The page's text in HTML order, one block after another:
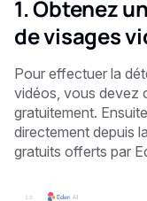
1. Obtenez
de visages
Pour effectuer la
vidéos, vous devez
gratuitement.
directement depuis
gratuits offerts par